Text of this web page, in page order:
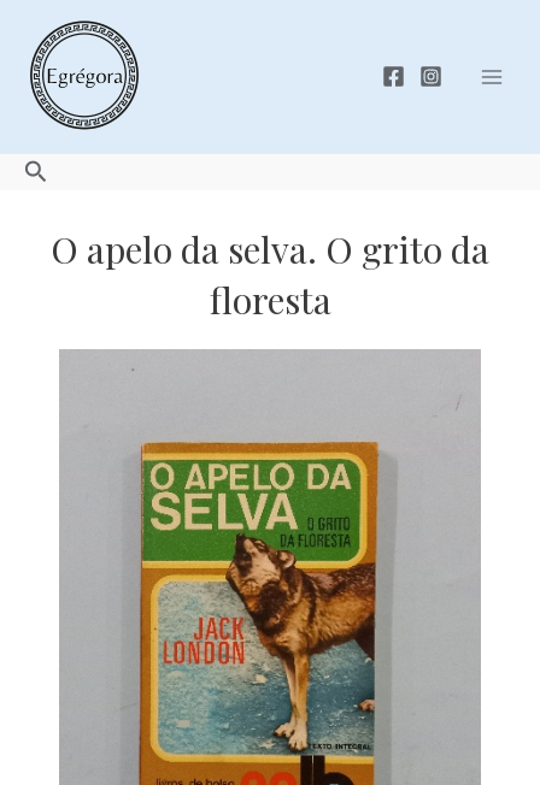
content
Search
O apelo da selva. O grito da
floresta